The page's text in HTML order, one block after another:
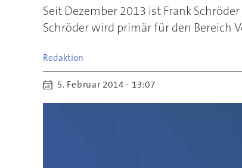
Seit Dezember 2013 ist Frank
Schröder wird primär für den Bereich
Redaktion
5. Februar 2014 - 13:07